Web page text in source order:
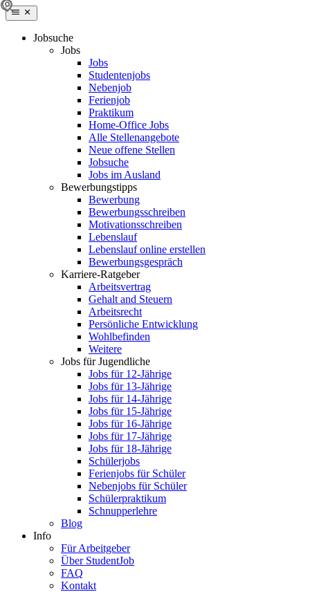
Jobsuche
Jobs
Jobs
Studentenjobs
Nebenjob
Ferienjob
Praktikum
Home-Office Jobs
Alle Stellenangebote
Neue offene Stellen
Jobsuche
Jobs im Ausland
Bewerbungstipps
Bewerbung
Bewerbungsschreiben
Motivationsschreiben
Lebenslauf
Lebenslauf online erstellen
Bewerbungsgespräch
Karriere-Ratgeber
Arbeitsvertrag
Gehalt and Steuern
Arbeitsrecht
Persönliche Entwicklung
Wohlbefinden
Weitere
Jobs für Jugendliche
Jobs für 12-Jährige
Jobs für 13-Jährige
Jobs für 14-Jährige
Jobs für 15-Jährige
Jobs für 16-Jährige
Jobs für 17-Jährige
Jobs für 18-Jährige
Schülerjobs
Ferienjobs für Schüler
Nebenjobs für Schüler
Schülerpraktikum
Schnupperlehre
Blog
Info
Für Arbeitgeber
Über StudentJob
FAQ
Kontakt